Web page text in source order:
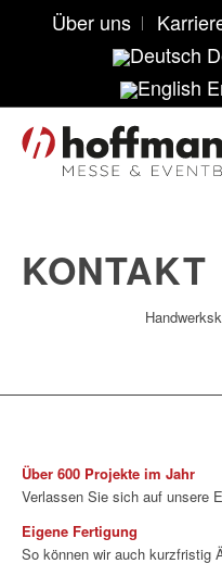
Über uns
KONTAKT
Über 600 Projekte im Jahr
Verlassen Sie sich auf unsere
Eigene Fertigung
So können wir auch kurzfristig